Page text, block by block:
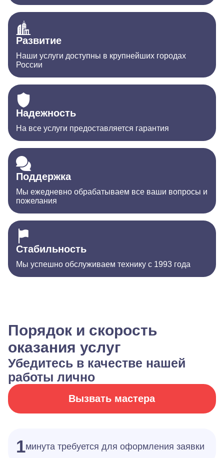
Развитие
Наши услуги доступны в крупнейших городах
России
Надежность
На все услуги предоставляется гарантия
Поддержка
Мы ежедневно обрабатываем все ваши вопросы и
пожелания
Стабильность
Мы успешно обслуживаем технику с 1993 года
Порядок и скорость
оказания услуг
Убедитесь в качестве нашей
работы лично
Вызвать мастера
1минута требуется для оформления заявки